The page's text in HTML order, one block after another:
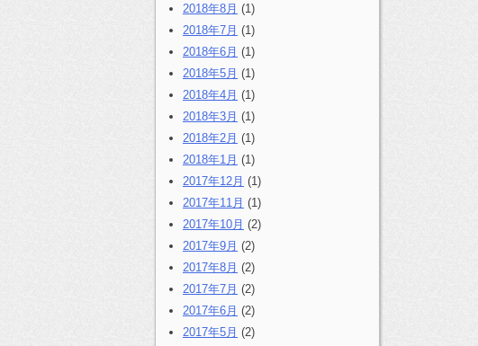
2018年8月 (1)
2018年7月 (1)
2018年6月 (1)
2018年5月 (1)
2018年4月 (1)
2018年3月 (1)
2018年2月 (1)
2018年1月 (1)
2017年12月 (1)
2017年11月 (1)
2017年10月 (2)
2017年9月 (2)
2017年8月 (2)
2017年7月 (2)
2017年6月 (2)
2017年5月 (2)